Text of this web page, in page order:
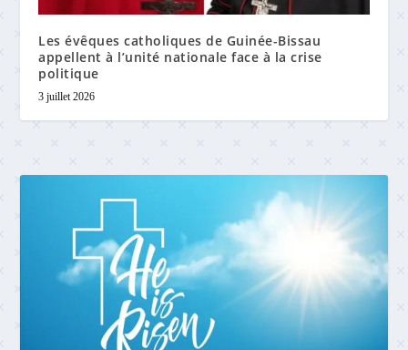
Les évêques catholiques de Guinée-Bissau
appellent à l’unité nationale face à la crise
politique
3 juillet 2026